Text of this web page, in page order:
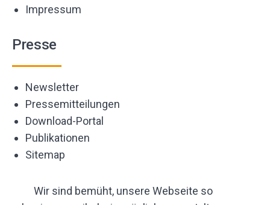
Impressum
Presse
Newsletter
Pressemitteilungen
Download-Portal
Publikationen
Sitemap
Wir sind bemüht, unsere Webseite so